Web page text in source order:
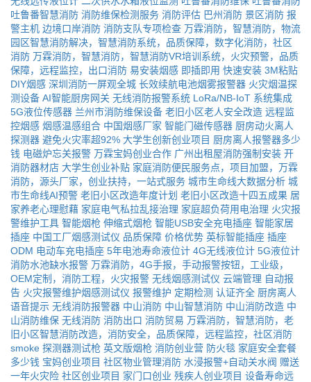
吐鲁番智慧消防 消防维保检测服务 消防评估 巴州消防 景区消防 报
警主机 边境口岸消防 消防支队专项检查 万霖消防，智慧消防，物流
园区智慧消防解决，智慧消防系统，品质保障，数字化消防，社区
消防 万霖消防，智慧消防，智慧消防VR培训系统，火灾预警，品质
保障，远程监控，出口消防 易安装烟感 即插即用 快速安装 3M粘贴
DIY烟感 深圳消防一屏观全城 长效续航电池烟雾报警器 火灾烟温探
测设备 AI智能厨房网关 无线消防报警系统 LoRa/NB-IoT 系统集成
5G液位传感器 兰州市消防维保设备 老旧小区老人安全改造 远程监
控烟感 烟感温感组合 中国烟感厂家 智能门磁传感器 厨房动火离人
探测器 避免火灾率超92% 大学生创新创业项目 厨房离人报警器多少
钱 电磁炉忘关报警 万霖宝妈创业合作 广州出租屋消防强制安装 开
消防器材店 大学生创业补贴 家庭消防便民服务点，项目加盟，万霖
消防，源头厂家，创业扶持，一站式服务 城市生命线大数据分析 城
市生命线AI预警 老旧小区改造年度计划 老旧小区改造十四五成果 居
家养老心理慰藉 家庭电气私拉乱接治理 家庭超负荷用电治理 火灾报
警维护工具 智能烟枪 伸缩式烟枪 智能USB安全充电插座 智能家居
插座 中国工厂烟感测试仪 品质保障 价格优势 英标智能插座 插座
ODM 电动车充电插座 5年电池寿命液位计 4G无线液位计 5G液位计
消防水池缺水报警 万霖消防，4G手报，手动报警按钮，工业级，
OEM定制，消防工程，火灾报警 无线烟感测试仪 云端管理 自动报
告 火灾报警维护烟感测试仪 报警维护 定期检测 认证齐全 厨房离人
语音提示 无线消防报警器 中山消防 中山智慧消防 中山消防改造 中
山消防维保 无线消防 消防出口 消防贸易 万霖消防，智慧消防，老
旧小区智慧消防改造，消防安全，品质保障，远程监控，社区消防
smoke 探测器测试枪 英文版烟枪 消防创业营 防火毯 家庭安全套餐
多少钱 宝妈创业项目 社区物业管理消防 水浸报警+自动关水阀 赠送
一年火灾险 社区创业项目 家门口创业 残疾人创业项目 设备寿命远